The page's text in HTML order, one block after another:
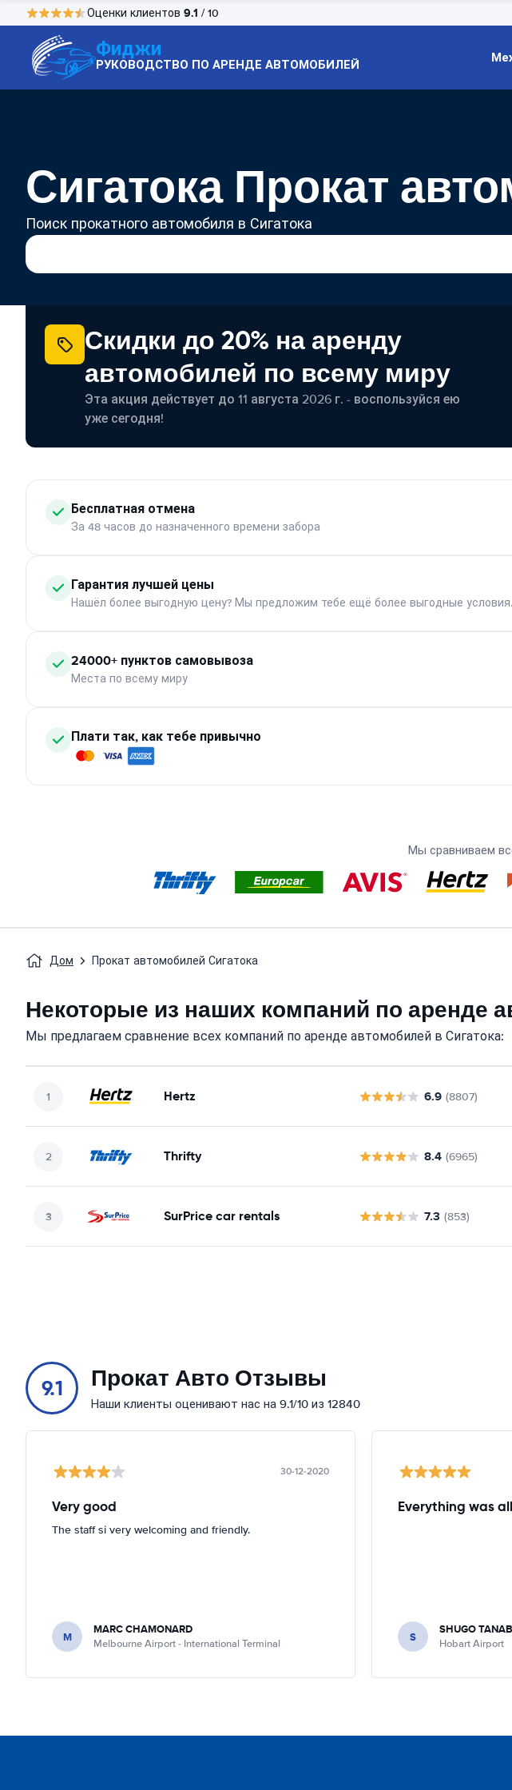
Оценки клиентов 9.1 / 10
Фиджи
РУКОВОДСТВО ПО АРЕНДЕ АВТОМОБИЛЕЙ
Сигатока Прокат
Поиск прокатного автомобиля в Сигатока
Скидки до 20% на аренду
автомобилей по всему миру
Эта акция действует до 11 августа 2026 г. - воспользуйся ею
уже сегодня!
Бесплатная отмена
За 48 часов до назначенного времени забора
Гарантия лучшей цены
Нашёл более выгодную цену? Мы предложим тебе ещё более выгодные условия.
24000+ пунктов самовывоза
Места по всему миру
Плати так, как тебе привычно
Мы сравниваем
Дом Прокат автомобилей Сигатока
Некоторые из наших компаний по аренде
Мы предлагаем сравнение всех компаний по аренде автомобилей в Сигатока:
Hertz 6.9 (8807)
Thrifty 8.4 (6965)
SurPrice car rentals 7.3 (853)
9.1 Прокат Авто Отзывы
Наши клиенты оценивают нас на 9.1/10 из 12840
30-12-2020
Very good
The staff si very welcoming and friendly.
M MARC CHAMONARD
Melbourne Airport - International Terminal
Everything was
S SHUGO
Hobart Airport